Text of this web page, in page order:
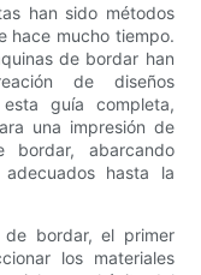
han sido métodos
hace mucho tiempo.
de bordar han
de diseños
guía completa,
una impresión de
bordar, abarcando
hasta la
de bordar, el primer
los materiales